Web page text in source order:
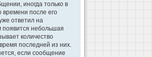
иногда только в
времени после его
ответил на
небольшая
количество
последней из них.
если сообщение